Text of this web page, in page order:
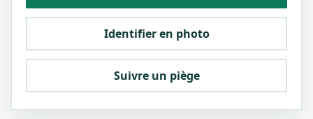
Identifier en photo
Suivre un piège